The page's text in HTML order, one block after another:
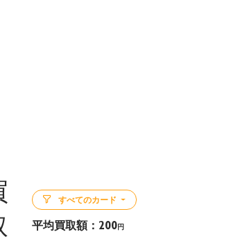
すべてのカード
平均買取額： 200円